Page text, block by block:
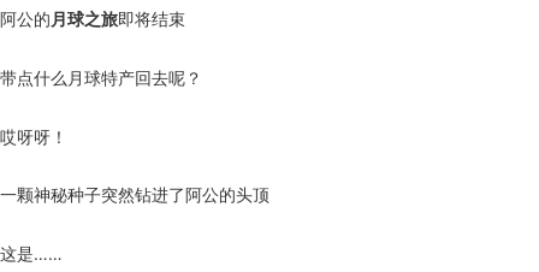
阿公的 月球之旅即将结束
带点什么月球特产回去呢？
哎呀呀！
一颗神秘种子突然钻进了阿公的头顶
这是……